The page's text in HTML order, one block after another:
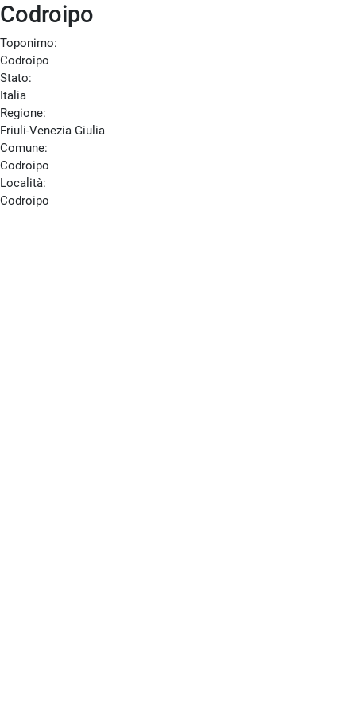
Codroipo
Toponimo:
Codroipo
Stato:
Italia
Regione:
Friuli-Venezia Giulia
Comune:
Codroipo
Località:
Codroipo